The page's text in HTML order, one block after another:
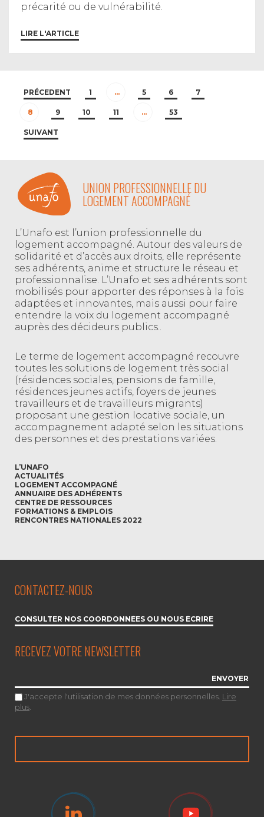
précarité ou de vulnérabilité.
LIRE L'ARTICLE
PRÉCEDENT 1 … 5 6 7
8 9 10 11 … 53
SUIVANT
UNION PROFESSIONNELLE DU
LOGEMENT ACCOMPAGNÉ
L’Unafo est l’union professionnelle du
logement accompagné. Autour des valeurs de
solidarité et d’accès aux droits, elle représente
ses adhérents, anime et structure le réseau et
professionnalise. L’Unafo et ses adhérents sont
mobilisés pour apporter des réponses à la fois
adaptées et innovantes, mais aussi pour faire
entendre la voix du logement accompagné
auprès des décideurs publics..
Le terme de logement accompagné recouvre
toutes les solutions de logement très social
(résidences sociales, pensions de famille,
résidences jeunes actifs, foyers de jeunes
travailleurs et de travailleurs migrants)
proposant une gestion locative sociale, un
accompagnement adapté selon les situations
des personnes et des prestations variées.
L’UNAFO
ACTUALITÉS
LOGEMENT ACCOMPAGNÉ
ANNUAIRE DES ADHÉRENTS
CENTRE DE RESSOURCES
FORMATIONS & EMPLOIS
RENCONTRES NATIONALES 2022
CONTACTEZ-NOUS
CONSULTER NOS COORDONNÉES OU NOUS ÉCRIRE
RECEVEZ VOTRE NEWSLETTER
J'accepte l'utilisation de mes données personnelles. Lire
plus